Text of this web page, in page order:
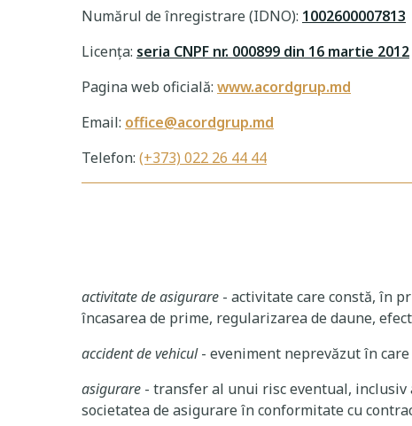
Numărul de înregistrare (IDNO): 1002600007813
Licența: seria CNPF nr. 000899 din 16 martie 2012
Pagina web oficială: www.acordgrup.md
Email: office@acordgrup.md
Telefon: (+373) 022 26 44 44
activitate de asigurare - activitate care constă, în
încasarea de prime, regularizarea de daune,
accident de vehicul- eveniment neprevăzut în
asigurare - transfer al unui risc eventual,
societatea de asigurare în conformitate cu